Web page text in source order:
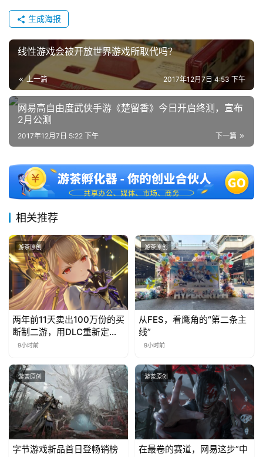
生成海报
线性游戏会被开放世界游戏所取代吗？
上一篇 2017年12月7日 4:53 下午
网易高自由度武侠手游《楚留香》今日开启终测，宣布
2月公测
下一篇
2017年12月7日 5:22 下午
相关推荐
游茶原创
两年前11天卖出100万份的买
断制二游，用DLC重新定义
行业标杆
9小时前
游茶原创
从FES，看鹰角的“第二条主
线”
9小时前
游茶原创
字节游戏新品首日登畅销榜
游茶原创
在最卷的赛道，网易这步”中